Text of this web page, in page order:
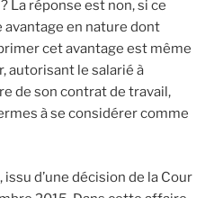
La réponse est non, si ce
en nature dont
cet avantage est même
autorisant le salarié à
de son contrat de travail,
à se considérer comme
d’une décision de la Cour